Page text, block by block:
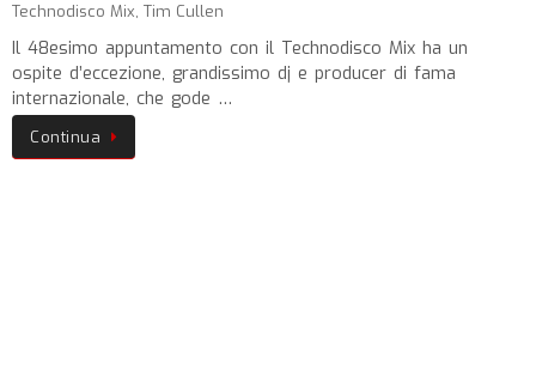
Technodisco Mix, Tim Cullen
Il 48esimo appuntamento con il Technodisco Mix ha un
ospite d’eccezione, grandissimo dj e producer di fama
internazionale, che gode …
Continua